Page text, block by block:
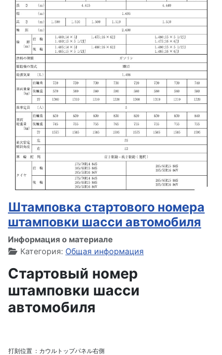
Штамповка стартового номера
штамповки шасси автомобиля
Информация о материале
Категория: Общая информация
Стартовый номер
штамповки шасси
автомобиля
打刻位置 ：カウルトップパネル右側